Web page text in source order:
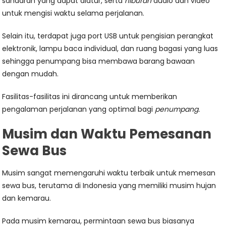
untuk mengisi waktu selama perjalanan.
Selain itu, terdapat juga port USB untuk pengisian perangkat
elektronik, lampu baca individual, dan ruang bagasi yang luas
sehingga penumpang bisa membawa barang bawaan
dengan mudah.
Fasilitas-fasilitas ini dirancang untuk memberikan
pengalaman perjalanan yang optimal bagi penumpang.
Musim dan Waktu Pemesanan
Sewa Bus
Musim sangat memengaruhi waktu terbaik untuk memesan
sewa bus, terutama di Indonesia yang memiliki musim hujan
dan kemarau.
Pada musim kemarau, permintaan sewa bus biasanya